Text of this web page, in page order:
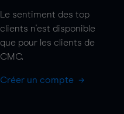
Le sentiment des top
clients n'est disponible
que pour les clients de
CMC.
Créer un compte